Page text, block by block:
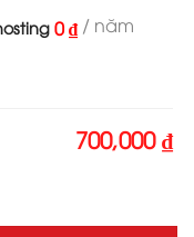
0 ₫ / năm
700,000 ₫